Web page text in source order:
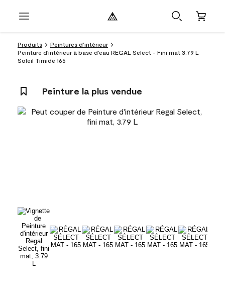
Produits
Peintures d’intérieur
Peinture d'intérieur à base d'eau REGAL Select - Fini mat 3.79 L
Soleil Timide 165
Peinture la plus vendue